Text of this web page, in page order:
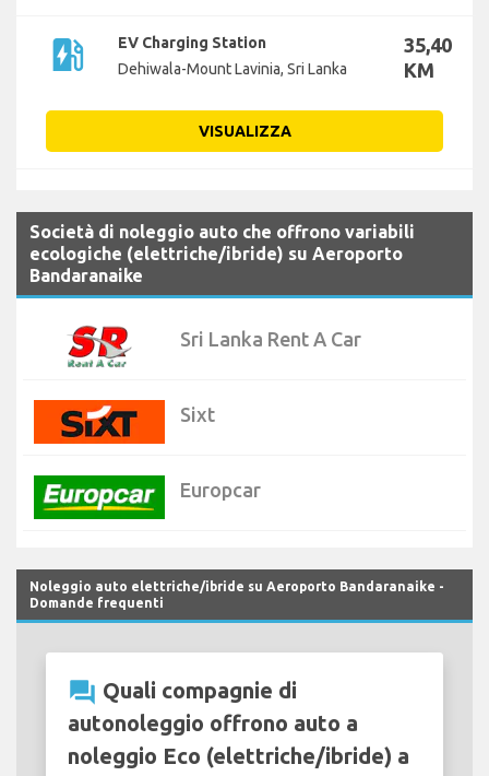
ev_station
EV Charging Station
Dehiwala-Mount Lavinia, Sri Lanka
35,40
KM
VISUALIZZA
Società di noleggio auto che offrono variabili
ecologiche (elettriche/ibride) su Aeroporto
Bandaranaike
Sri Lanka Rent A Car
Sixt
Europcar
Noleggio auto elettriche/ibride su Aeroporto Bandaranaike -
Domande frequenti
question_answer Quali compagnie di
autonoleggio offrono auto a
noleggio Eco (elettriche/ibride) a